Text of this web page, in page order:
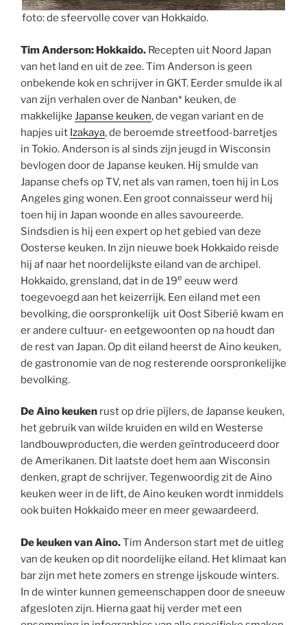
foto: de sfeervolle cover van Hokkaido.
Tim Anderson: Hokkaido. Recepten uit Noord Japan
van het land en uit de zee. Tim Anderson is geen
onbekende kok en schrijver in GKT. Eerder smulde ik al
van zijn verhalen over de Nanban* keuken, de
makkelijke Japanse keuken, de vegan variant en de
hapjes uit Izakaya, de beroemde streetfood-barretjes
in Tokio. Anderson is al sinds zijn jeugd in Wisconsin
bevlogen door de Japanse keuken. Hij smulde van
Japanse chefs op TV, net als van ramen, toen hij in Los
Angeles ging wonen. Een groot connaisseur werd hij
toen hij in Japan woonde en alles savoureerde.
Sindsdien is hij een expert op het gebied van deze
Oosterse keuken. In zijn nieuwe boek Hokkaido reisde
hij af naar het noordelijkste eiland van de archipel.
Hokkaido, grensland, dat in de 19e eeuw werd
toegevoegd aan het keizerrijk. Een eiland met een
bevolking, die oorspronkelijk uit Oost Siberië kwam en
er andere cultuur- en eetgewoonten op na houdt dan
de rest van Japan. Op dit eiland heerst de Aino keuken,
de gastronomie van de nog resterende oorspronkelijke
bevolking.
De Aino keuken rust op drie pijlers, de Japanse keuken,
het gebruik van wilde kruiden en wild en Westerse
landbouwproducten, die werden geïntroduceerd door
de Amerikanen. Dit laatste doet hem aan Wisconsin
denken, grapt de schrijver. Tegenwoordig zit de Aino
keuken weer in de lift, de Aino keuken wordt inmiddels
ook buiten Hokkaido meer en meer gewaardeerd.
De keuken van Aino.Tim Anderson start met de uitleg
van de keuken op dit noordelijke eiland. Het klimaat kan
bar zijn met hete zomers en strenge ijskoude winters.
In de winter kunnen gemeenschappen door de sneeuw
afgesloten zijn. Hierna gaat hij verder met een